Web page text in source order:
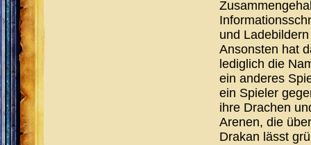
und
Ansonsten hat
lediglich die
ein anderes
ein Spieler
ihre Drachen
Arenen, die
Drakan lässt